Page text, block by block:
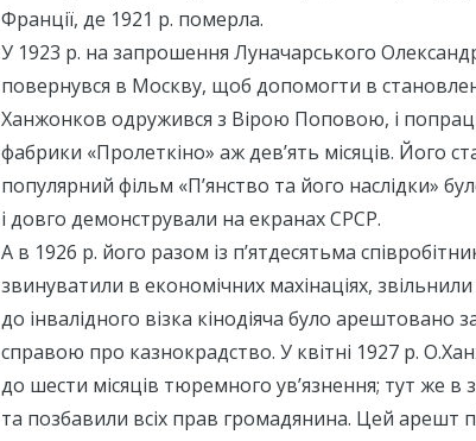
Франції, де 1921 р. померла.
У 1923 р. на запрошення Луначарського
повернувся в Москву, щоб допомогти в
Ханжонков одружився з Вірою Поповою, і
фабрики «Пролеткіно» аж дев’ять місяців. Його
популярний фільм «П’янство та його наслідки»
і довго демонстрували на екранах СРСР.
А в 1926 р. його разом із п’ятдесятьма
звинуватили в економічних махінаціях,
до інвалідного візка кінодіяча було арештовано
справою про казнокрадство. У квітні 1927 р.
до шести місяців тюремного ув’язнення; тут же в
та позбавили всіх прав громадянина. Цей арешт